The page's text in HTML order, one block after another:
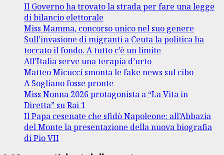
Il Governo ha trovato la strada per fare una legge
di bilancio elettorale
Miss Mamma, concorso unico nel suo genere
Sull’invasione di migranti a Ceuta la politica ha
toccato il fondo. A tutto c’è un limite
All’Italia serve una terapia d’urto
Matteo Micucci smonta le fake news sul cibo
A Sogliano fosse pronte
Miss Nonna 2026 protagonista a “La Vita in
Diretta” su Rai 1
Il Papa cesenate che sfidò Napoleone: all’Abbazia
del Monte la presentazione della nuova biografia
di Pio VII